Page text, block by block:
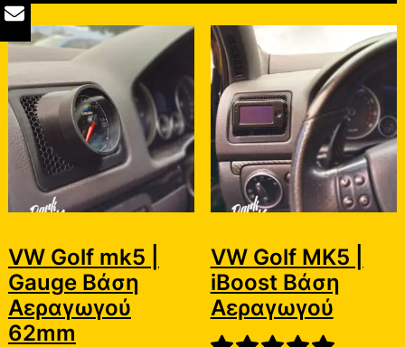
VW Golf mk5 |
Gauge Βάση
Αεραγωγού
62mm
VW Golf MK5 |
iBoost Βάση
Αεραγωγού